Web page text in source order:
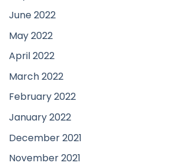
June 2022
May 2022
April 2022
March 2022
February 2022
January 2022
December 2021
November 2021